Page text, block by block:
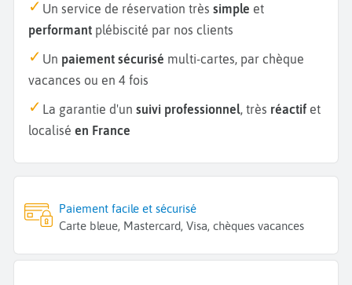
Un service de réservation très simple et
performant plébiscité par nos clients
Un paiement sécurisé multi-cartes, par chèque
vacances ou en 4 fois
La garantie d'un suivi professionnel, très réactif et
localisé en France
Paiement facile et sécurisé
Carte bleue, Mastercard, Visa, chèques vacances